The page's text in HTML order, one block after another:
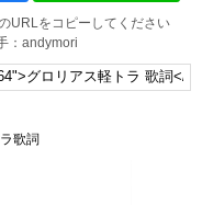
URLをコピーしてください
：andymori
歌詞